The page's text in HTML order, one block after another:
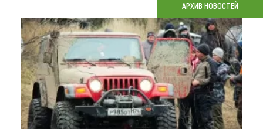
Что привезти (сувениры)
О регионе
Коллекция впечатлений
Другие рубрики
АРХИВ НОВОСТЕЙ